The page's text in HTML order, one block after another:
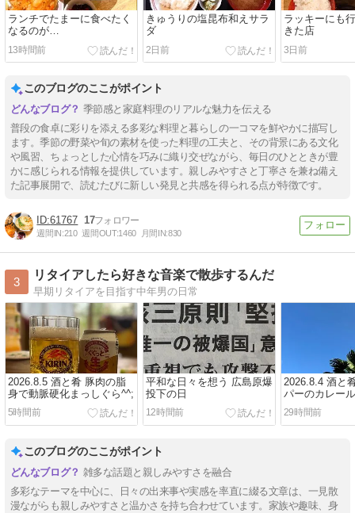
ランチでたまーに食べたく
なるのが…
13時間前
きゅうりの塩昆布和えサラ
ダ
2日前
ラッキーにも
きた店
3日前
このブログのここがポイント
季節感と家庭料理のリアルな魅力を伝える
普段の食卓に彩りを添える多彩な料理と暮らしの一コマを鮮やかに描写し
ます。季節の野菜や旬の素材を使った料理の工夫と、その背景にある文化
や風習、ちょっとした心情を巧みに織り交ぜながら、毎日のひとときが豊
かに感じられる情報を提供しています。親しみやすさと丁寧さを兼ね備え
た記事展開で、読むたびに新しい発見と共感を得られる点が特徴です。
61767 17
週間IN:210 週間OUT:1460 月間IN:830
3
リタイアしたら好きな音楽で散歩するんだ
早期リタイアを目指す中年男の日常
2026.8.5 酒と肴 豚肉の脂
身で動脈硬化まっしぐら^^;
5時間前
平和な日々を想う 広島原爆
投下の日
12時間前
2026.8.4 酒と
パーのカレー
い
29時間前
このブログのここがポイント
雑多な話題と親しみやすさを融合
多彩なテーマを中心に、日々の出来事や実感を率直に綴る文章は、一見散
漫ながらも親しみやすさと温かさを持ち合わせています。家族や趣味、身